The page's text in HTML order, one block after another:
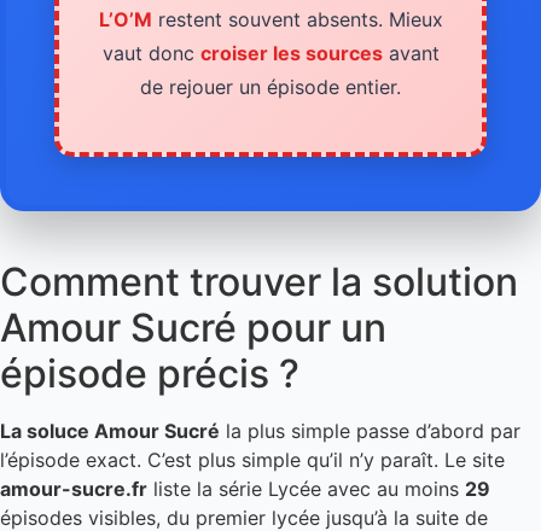
L’O’M restent souvent absents. Mieux
vaut donc croiser les sourcesavant
de rejouer un épisode entier.
Comment trouver la solution
Amour Sucré pour un
épisode précis ?
La soluce Amour Sucré la plus simple passe d’abord par
l’épisode exact. C’est plus simple qu’il n’y paraît. Le site
amour-sucre.fr liste la série Lycée avec au moins 29
épisodes visibles, du premier lycée jusqu’à la suite de